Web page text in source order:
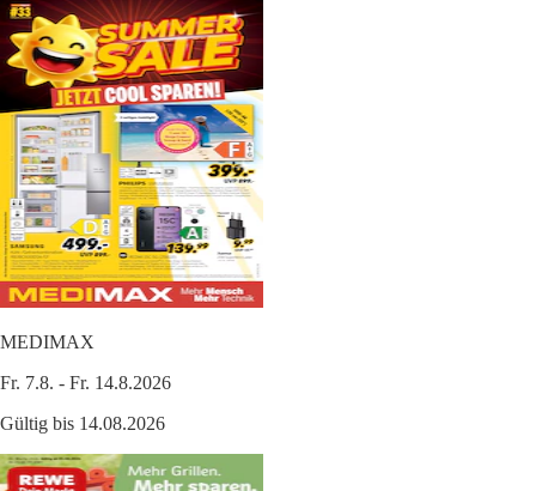
MEDIMAX
Fr. 7.8. - Fr. 14.8.2026
Gültig bis 14.08.2026